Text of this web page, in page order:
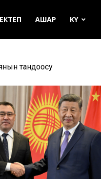
АШАР KY
тандоосу